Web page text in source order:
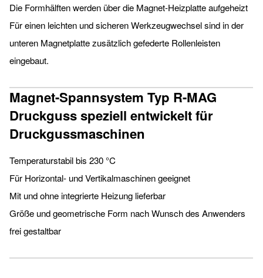
Die Formhälften werden über die Magnet-Heizplatte aufgeheizt
Für einen leichten und sicheren Werkzeugwechsel sind in der
unteren Magnetplatte zusätzlich gefederte Rollenleisten
eingebaut.
Magnet-Spannsystem Typ R-MAG
Druckguss speziell entwickelt für
Druckgussmaschinen
Temperaturstabil bis 230 °C
Für Horizontal- und Vertikalmaschinen geeignet
Mit und ohne integrierte Heizung lieferbar
Größe und geometrische Form nach Wunsch des Anwenders
frei gestaltbar